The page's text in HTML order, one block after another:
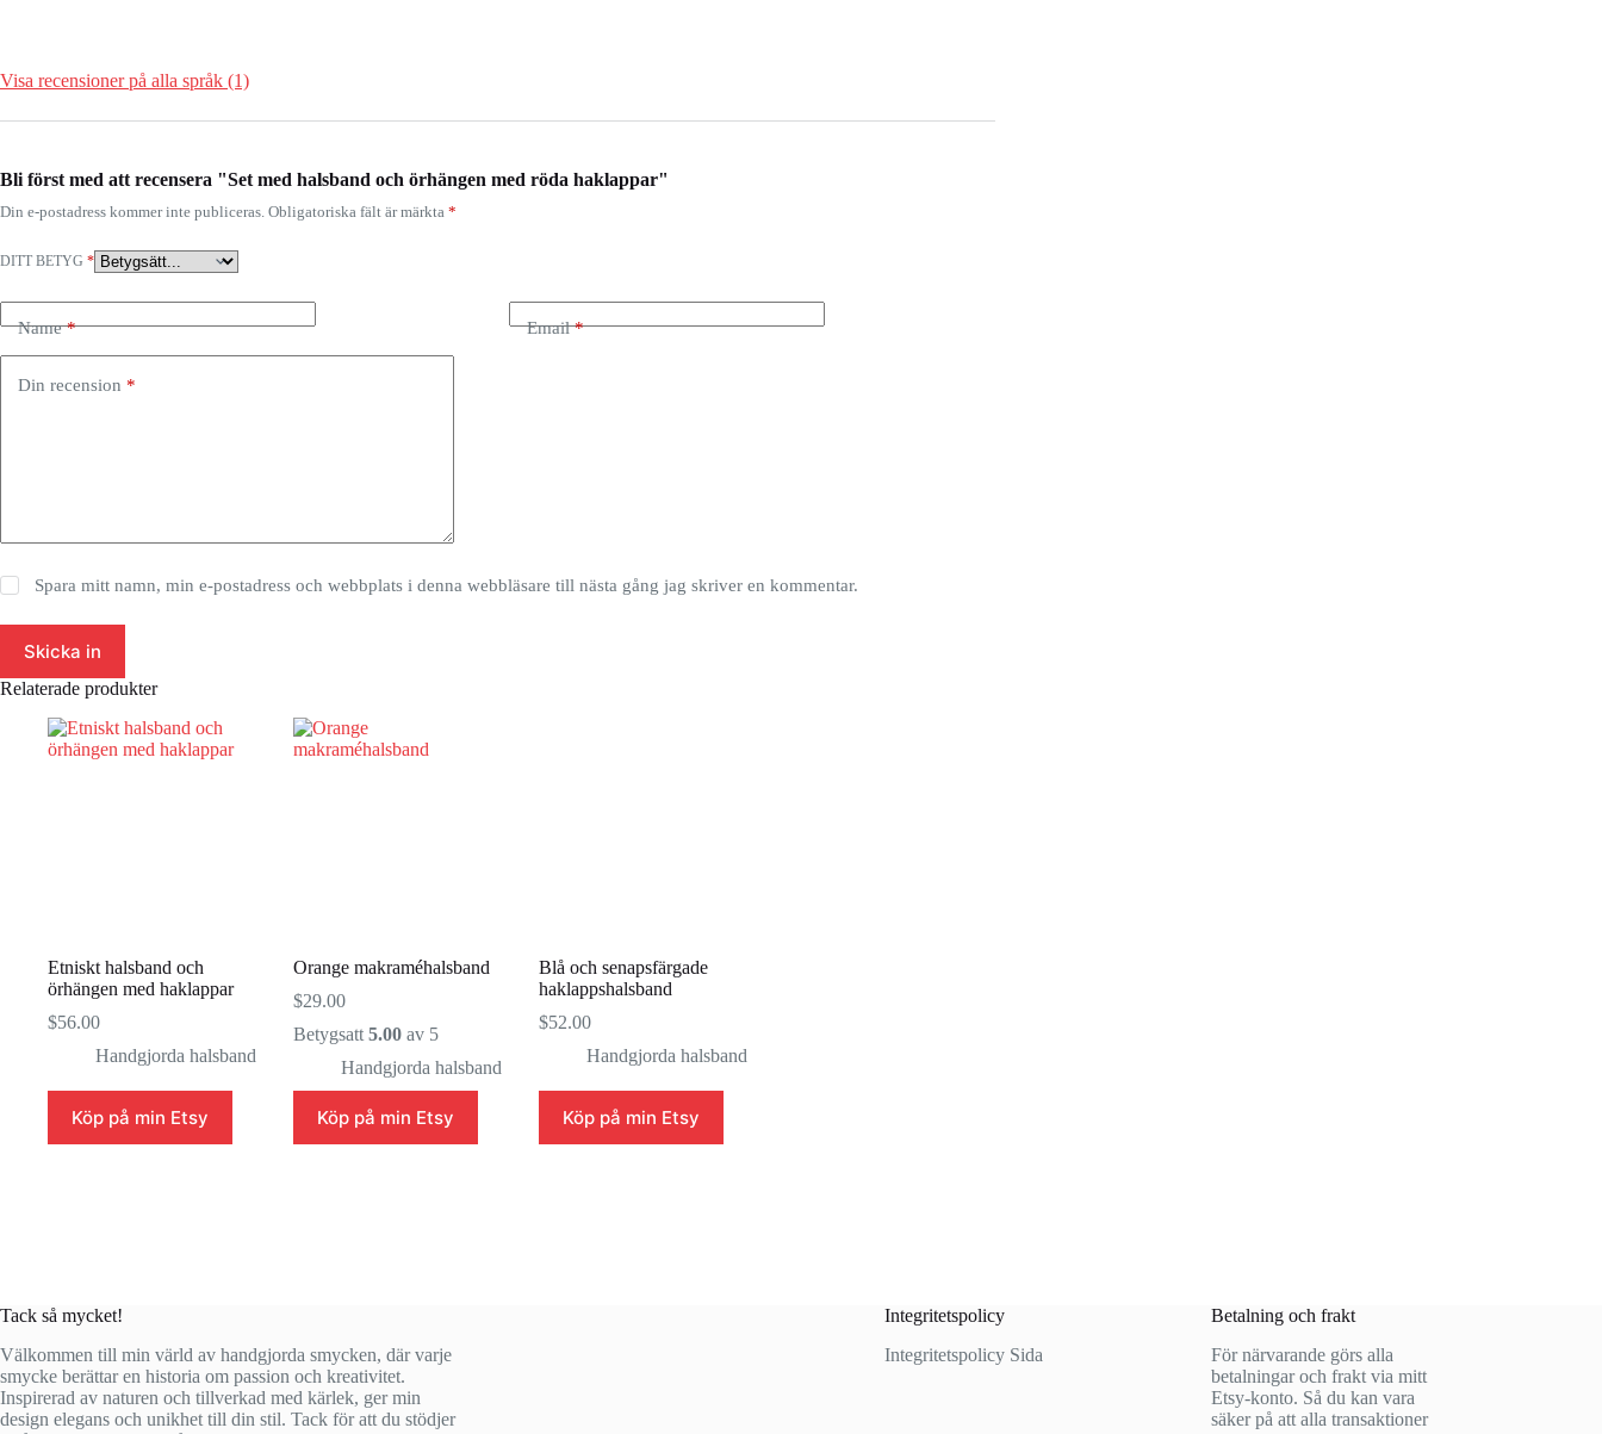
Visa recensioner på alla språk (1)
Bli först med att recensera "Set med halsband och örhängen med röda haklappar"
Din e-postadress kommer inte publiceras. Obligatoriska fält är märkta *
DITT BETYG *
Name* Email*
Din recension *
Spara mitt namn, min e-postadress och webbplats i denna webbläsare till nästa gång jag skriver en kommentar.
Skicka in
Relaterade produkter
Etniskt halsband och
örhängen med haklappar
$56.00
Handgjorda halsband
Köp på min Etsy
Orange makraméhalsband
$29.00
Betygsatt5.00 av 5
Handgjorda halsband
Köp på min Etsy
Blå och senapsfärgade
haklappshalsband
$52.00
Handgjorda halsband
Köp på min Etsy
Tack så mycket!
Välkommen till min värld av handgjorda smycken, där varje
smycke berättar en historia om passion och kreativitet.
Inspirerad av naturen och tillverkad med kärlek, ger min
design elegans och unikhet till din stil. Tack för att du stödjer
Integritetspolicy
Integritetspolicy Sida
Betalning och frakt
För närvarande görs alla
betalningar och frakt via mitt
Etsy-konto. Så du kan vara
säker på att alla transaktioner